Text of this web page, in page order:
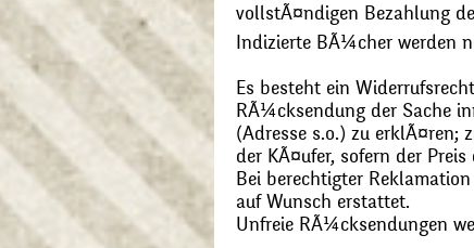
vollstÃ¤ndigen Bezahlung
Indizierte BÃ¼cher werden
Es besteht ein
RÃ¼cksendung der Sache
(Adresse s.o.) zu
der KÃ¤ufer, sofern der
Bei berechtigter
auf Wunsch erstattet.
Unfreie RÃ¼cksendungen